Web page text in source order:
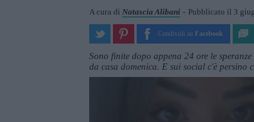
A cura di Natascia Alibani Pubblicato il 3
Condividi su Facebook
Sono finite dopo appena 24 ore le
da casa domenica. E sui social c'è persino